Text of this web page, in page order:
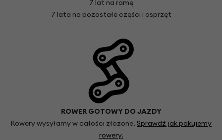
7 lat na ramę
7 lata na pozostałe części i osprzęt
ROWER GOTOWY DO JAZDY
Rowery wysyłamy w całości złożone. Sprawdź jak pakujemy
rowery.